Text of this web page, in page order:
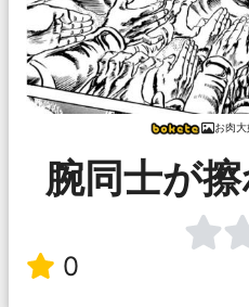
お肉大
腕同士が
0